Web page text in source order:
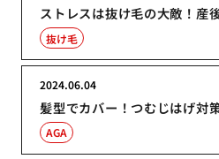
ストレスは抜け毛の大敵！産
抜け毛
髪型でカバー！つむじはげ対
2024.06.04
AGA